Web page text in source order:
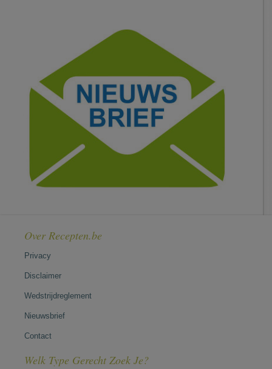
Over Recepten.be
Privacy
Disclaimer
Wedstrijdreglement
Nieuwsbrief
Contact
Welk Type Gerecht Zoek Je?